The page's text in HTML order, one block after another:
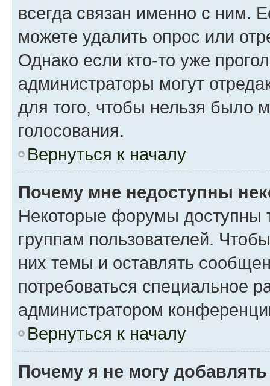
всегда связан именно с ним.
можете удалить опрос или
Однако если кто-то уже
администраторы могут
для того, чтобы нельзя было
голосования.
Вернуться к началу
Почему мне недоступны
Некоторые форумы доступны
группам пользователей.
них темы и оставлять
потребоваться специальное
администратором
Вернуться к началу
Почему я не могу